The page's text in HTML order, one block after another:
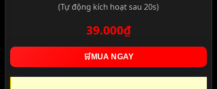
(Tự động kích hoạt sau 20s)
39.000₫
🛒 MUA NGAY